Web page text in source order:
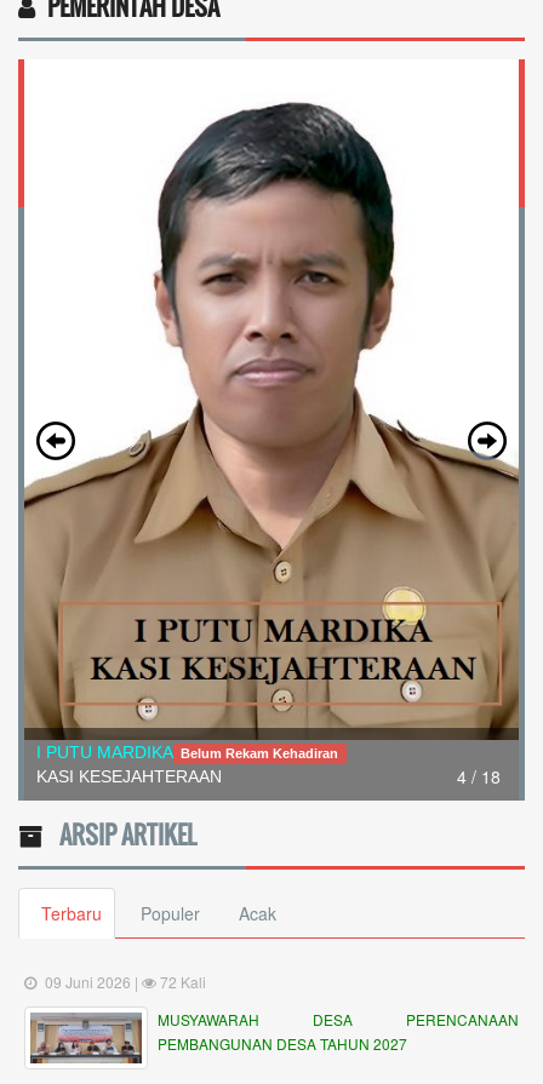
5 / 18
I Nengah Wardana Belum Rekam Kehadiran
Kepala Dusun Gingsir
ARSIP ARTIKEL
Terbaru Populer Acak
09 Juni 2026 |
72 Kali
MUSYAWARAH DESA PERENCANAAN
PEMBANGUNAN DESA TAHUN 2027